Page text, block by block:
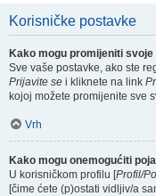
Korisničke postavke
Kako mogu promijeniti
Sve vaše postavke, ako ste
Prijavite se i kliknete na link
kojoj možete promijenite sve
Vrh
Kako mogu onemogućiti
U korisničkom profilu [Profil/
[čime ćete (p)ostati vidljiv/a